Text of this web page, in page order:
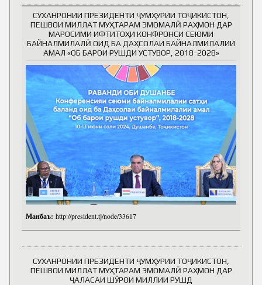
СУХАНРОНИИ ПРЕЗИДЕНТИ ҶУМҲУРИИ ТОҶИКИСТОН,
ПЕШВОИ МИЛЛАТ МУҲТАРАМ ЭМОМАЛӢ РАҲМОН ДАР
МАРОСИМИ ИФТИТОҲИ КОНФРОНСИ СЕЮМИ
БАЙНАЛМИЛАЛӢ ОИД БА ДАҲСОЛАИ БАЙНАЛМИЛАЛИИ
АМАЛ «ОБ БАРОИ РУШДИ УСТУВОР, 2018-2028»
Манбаъ: http://president.tj/node/33617
СУХАНРОНИИ ПРЕЗИДЕНТИ ҶУМҲУРИИ ТОҶИКИСТОН,
ПЕШВОИ МИЛЛАТ МУҲТАРАМ ЭМОМАЛӢ РАҲМОН ДАР
ҶАЛАСАИ ШӮРОИ МИЛЛИИ РУШД